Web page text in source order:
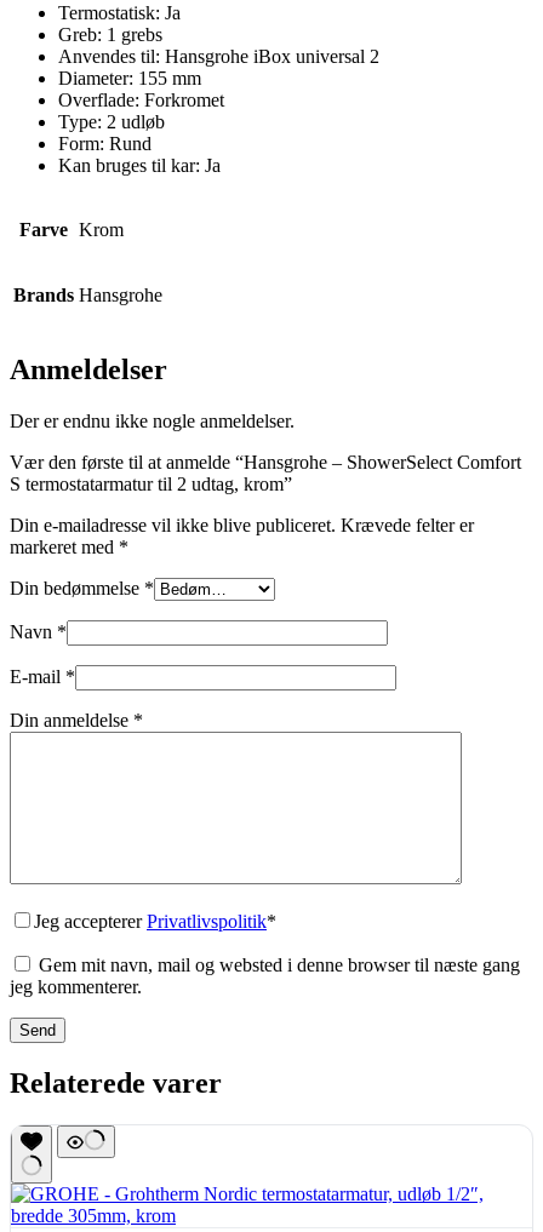
Termostatisk: Ja
Greb: 1 grebs
Anvendes til: Hansgrohe iBox universal 2
Diameter: 155 mm
Overflade: Forkromet
Type: 2 udløb
Form: Rund
Kan bruges til kar: Ja
Farve Krom
Brands Hansgrohe
Anmeldelser
Der er endnu ikke nogle anmeldelser.
Vær den første til at anmelde “Hansgrohe – ShowerSelect Comfort
S termostatarmatur til 2 udtag, krom”
Din e-mailadresse vil ikke blive publiceret. Krævede felter er
markeret med *
Din bedømmelse *
Navn *
E-mail *
Din anmeldelse *
Jeg acceptererPrivatlivspolitik*
Gem mit navn, mail og websted i denne browser til næste gang
jeg kommenterer.
Send
Relaterede varer